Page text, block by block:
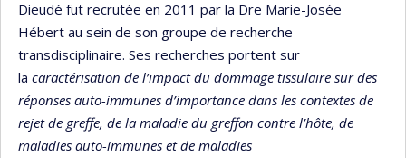
Dieudé fut recrutée en 2011 par la Dre Marie-Josée
Hébert au sein de son groupe de recherche
transdisciplinaire. Ses recherches portent sur
la caractérisation de l’impact du dommage tissulaire sur des
réponses auto-immunes d’importance dans les contextes de
rejet de greffe, de la maladie du greffon contre l’hôte, de
maladies auto-immunes et de maladies